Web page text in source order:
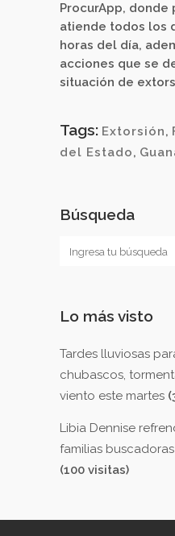
ProcurApp,
atiende todos los
horas del día,
acciones que se
situación de
Tags: Extorsión,
del Estado,
Búsqueda
Lo más visto
Tardes lluviosas
chubascos,
viento este martes
Libia Dennise
familias
(100 visitas)